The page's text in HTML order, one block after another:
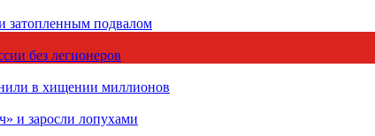
затопленным подвалом
без легионеров
в хищении миллионов
и заросли лопухами